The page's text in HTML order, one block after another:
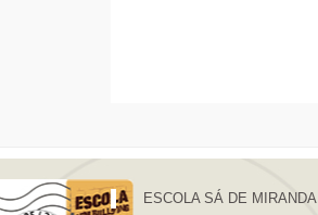
ESCOLA SÁ DE MIRANDA